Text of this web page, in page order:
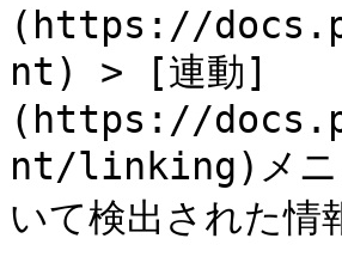
(https://
nt) > [連動]
(https://
nt/linking)メニュ
いて検出された情